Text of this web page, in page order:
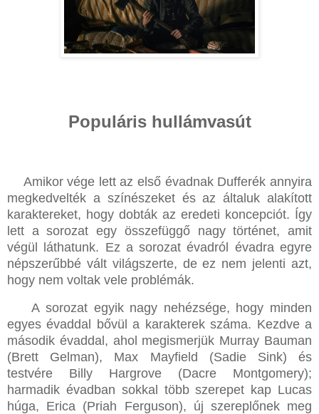
Populáris hullámvasút
Amikor vége lett az első évadnak Dufferék annyira
megkedvelték a színészeket és az általuk alakított
karaktereket, hogy dobták az eredeti koncepciót. Így
lett a sorozat egy összefüggő nagy történet, amit
végül láthatunk. Ez a sorozat évadról évadra egyre
népszerűbbé vált világszerte, de ez nem jelenti azt,
hogy nem voltak vele problémák.
A sorozat egyik nagy nehézsége, hogy minden
egyes évaddal bővül a karakterek száma. Kezdve a
második évaddal, ahol megismerjük Murray Bauman
(Brett Gelman), Max Mayfield (Sadie Sink) és
testvére Billy Hargrove (Dacre Montgomery);
harmadik évadban sokkal több szerepet kap Lucas
húga, Erica (Priah Ferguson), új szereplőnek meg